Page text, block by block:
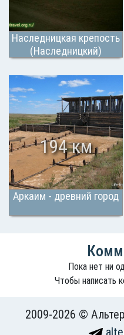
Наследницкая крепость
(Наследницкий)
Аркаим - древний город
194 км
Пока нет ни
Чтобы написать
2009-2026 ©